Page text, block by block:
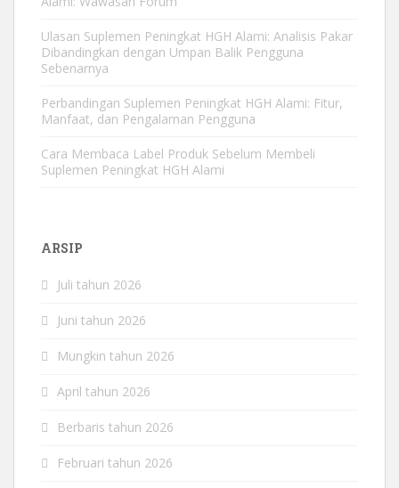
Ulasan Suplemen Peningkat HGH Alami: Analisis Pakar
Dibandingkan dengan Umpan Balik Pengguna
Sebenarnya
Perbandingan Suplemen Peningkat HGH Alami: Fitur,
Manfaat, dan Pengalaman Pengguna
Cara Membaca Label Produk Sebelum Membeli
Suplemen Peningkat HGH Alami
ARSIP
Juli tahun 2026
Juni tahun 2026
Mungkin tahun 2026
April tahun 2026
Berbaris tahun 2026
Februari tahun 2026